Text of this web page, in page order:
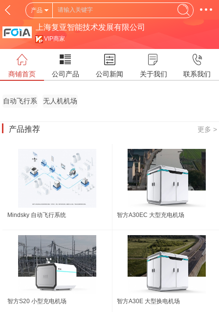
产品
上海复亚智能技术发展有限公司
VIP商家
商铺首页 公司产品 公司新闻 关于我们 联系我们
自动飞行系
无人机机场
产品推荐 更多 >
Mindsky 自动飞行系统 智方A30EC 大型充电机场
智方S20 小型充电机场 智方A30E 大型换电机场